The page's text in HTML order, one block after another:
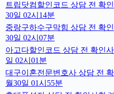
트립닷컴할인코드 상담 전 확
30일 02시14분
중랑구하수구막힘 상담 전 확
30일 02시07분
아고다할인코드 상담 전 확인
일 02시01분
대구이혼전문변호사 상담 전
월30일 01시55분